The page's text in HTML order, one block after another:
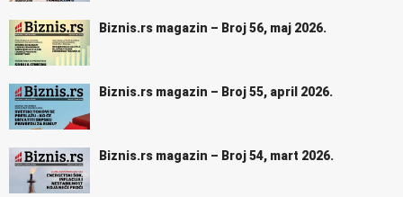
Biznis.rs magazin – Broj 56, maj 2026.
Biznis.rs magazin – Broj 55, april 2026.
Biznis.rs magazin – Broj 54, mart 2026.